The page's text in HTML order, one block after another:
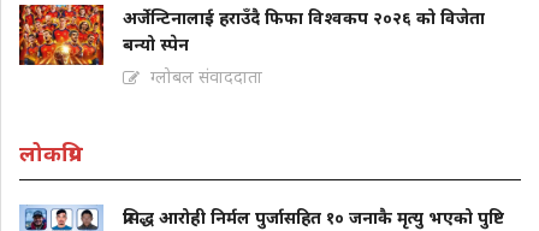
अर्जेन्टिनालाई हराउँदै फिफा विश्वकप २०२६ को विजेता
बन्यो स्पेन
ग्लोबल संवाददाता
लोकप्रिय
प्रसिद्ध आरोही निर्मल पुर्जासहित १० जनाकै मृत्यु भएको पुष्टि